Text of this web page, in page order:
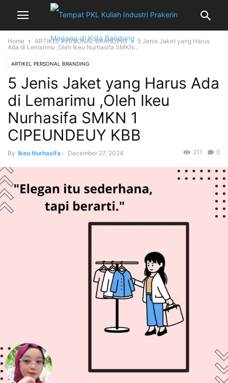
Home ARTIKEL PERSONAL BRANDING
5 Jenis Jaket yang Harus
Ada di Lemarimu ,Oleh Ikeu Nurhasifa SMKN...
ARTIKEL PERSONAL BRANDING
5 Jenis Jaket yang Harus Ada
di Lemarimu ,Oleh Ikeu
Nurhasifa SMKN 1
CIPEUNDEUY KBB
By Ikeu Nurhasifa - December 27, 2024 0
211